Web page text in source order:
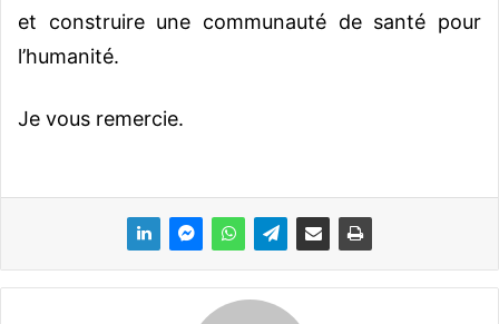
et construire une communauté de santé pour
l’humanité.
Je vous remercie.